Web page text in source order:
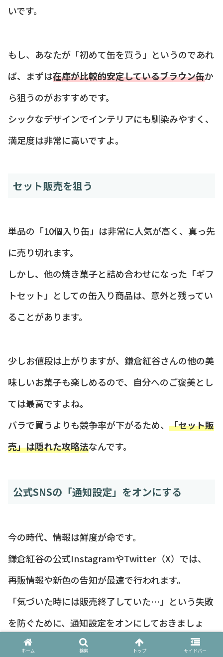
いです。
もし、あなたが「初めて缶を買う」というのであれ
ば、まずは在庫が比較的安定しているブラウン缶か
ら狙うのがおすすめです。
シックなデザインでインテリアにも馴染みやすく、
満足度は非常に高いですよ。
セット販売を狙う
単品の「10個入り缶」は非常に人気が高く、真っ先
に売り切れます。
しかし、他の焼き菓子と詰め合わせになった「ギフ
トセット」としての缶入り商品は、意外と残ってい
ることがあります。
少しお値段は上がりますが、鎌倉紅谷さんの他の美
味しいお菓子も楽しめるので、自分へのご褒美とし
ては最高ですよね。
バラで買うよりも競争率が下がるため、 「セット販
売」は隠れた攻略法なんです。
公式SNSの「通知設定」をオンにする
今の時代、情報は鮮度が命です。
鎌倉紅谷の公式InstagramやTwitter（X）では、
再販情報や新色の告知が最速で行われます。
「気づいた時には販売終了していた…」という失敗
を防ぐために、通知設定をオンにしておきましょ
う。
ホーム 検索 トップ サイドバー